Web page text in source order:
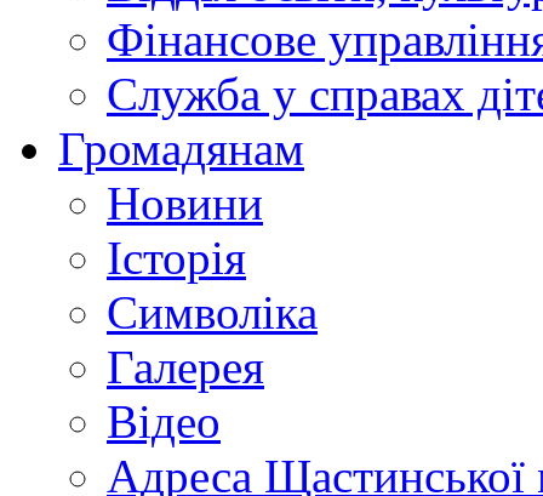
Фінансове
Служба у справах
Громадянам
Новини
Історія
Символіка
Галерея
Відео
Адреса Щастинської